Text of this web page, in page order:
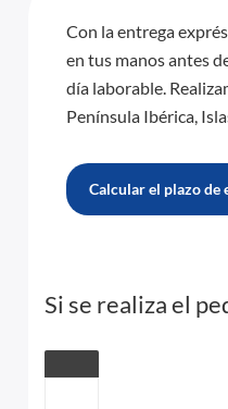
Con la entrega
en tus manos antes
día laborable.
Península Ibérica,
Calcular el plazo de
Si se realiza el